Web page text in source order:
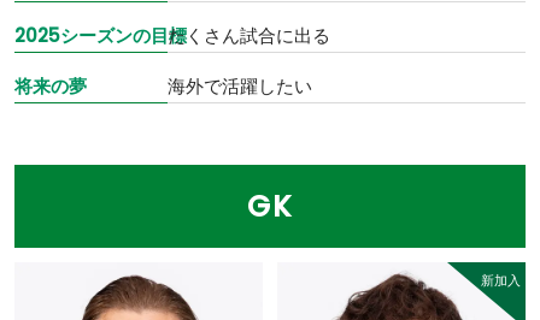
2025シーズンの目標たくさん試合に出る
将来の夢
海外で活躍したい
GK
新加入